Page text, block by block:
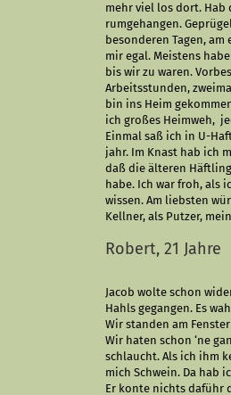
mehr viel los dort. Hab
rumgehangen.
besonderen Tagen, am
mir egal. Meistens
bis wir zu waren.
Arbeitsstunden,
bin ins Heim
ich großes Heimweh,
Einmal saß ich in U-
jahr. Im Knast hab ich
daß die älteren
habe. Ich war froh, als
wissen. Am liebsten
Kellner, als Putzer,
Robert, 21 Jahre
Jacob wolte schon
Hahls gegangen. Es
Wir standen am
Wir haten schon ‘ne
schlaucht. Als ich ihm
mich Schwein. Da hab
Er konte nichts daführ